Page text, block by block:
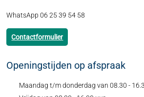
WhatsApp 06 25 39 54 58
Contactformulier
Openingstijden op afspraak
Maandag t/m donderdag van 08.30 -